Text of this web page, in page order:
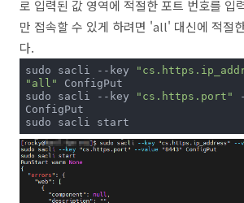
로 입력된 값 영역에 적절한 포트 번호를 입
만 접속할 수 있게 하려면 'all' 대신에 적절
다.
sudo sacli --key
"all" ConfigPut
sudo sacli --key
"cs.https.port"
ConfigPut
sudo sacli start